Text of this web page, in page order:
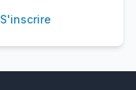
S'inscrire